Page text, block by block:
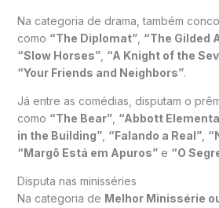
Na categoria de drama, também
como “The Diplomat”, “The Gilded
“Slow Horses”, “A Knight of the
“Your Friends and Neighbors”.
Já entre as comédias, disputam o
como “The Bear”, “Abbott
in the Building”, “Falando a Real”,
“Margô Está em Apuros”e “O
Disputa nas minisséries
Na categoria de Melhor Minissérie